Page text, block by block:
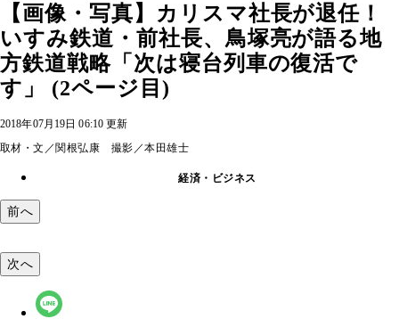
【画像・写真】カリスマ社長が退任！
いすみ鉄道・前社長、鳥塚亮が語る地
方鉄道戦略「次は寝台列車の復活で
す」 (2ページ目)
2018年07月19日 06:10 更新
取材・文／関根弘康 撮影／本田雄士
経済・ビジネス
前へ
次へ